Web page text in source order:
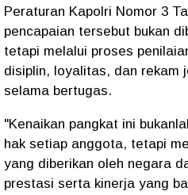
Peraturan Kapolri Nomor 3
pencapaian tersebut bukan
tetapi melalui proses
disiplin, loyalitas, dan rekam
selama bertugas.
"Kenaikan pangkat ini
hak setiap anggota, tetapi
yang diberikan oleh negara
prestasi serta kinerja yang